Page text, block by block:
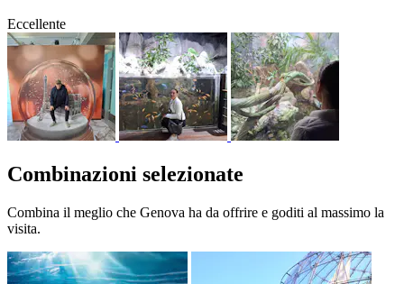
Eccellente
Combinazioni selezionate
Combina il meglio che Genova ha da offrire e goditi al massimo la
visita.